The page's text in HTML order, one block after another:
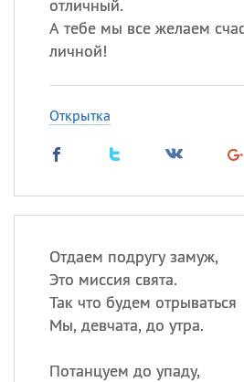
отличный.
А тебе мы все желаем
личной!
Открытка
Отдаем подругу замуж,
Это миссия свята.
Так что будем отрываться
Мы, девчата, до утра.
Потанцуем до упаду,